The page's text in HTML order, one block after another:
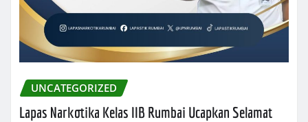
UNCATEGORIZED
Lapas Narkotika Kelas IIB Rumbai Ucapkan Selamat